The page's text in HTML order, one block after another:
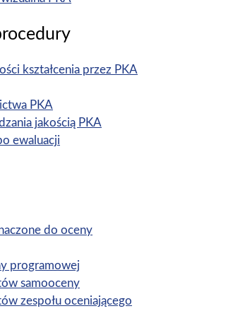
kształcenia przez PKA
PKA
jakością PKA
ewaluacji
do oceny
programowej
samooceny
zespołu oceniającego